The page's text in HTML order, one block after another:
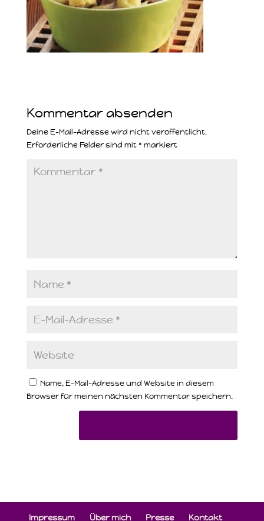
Kommentar absenden
Deine E-Mail-Adresse wird nicht veröffentlicht.
Erforderliche Felder sind mit * markiert
Name, E-Mail-Adresse und Website in diesem
Browser für meinen nächsten Kommentar speichern.
Impressum Über mich Presse Kontakt